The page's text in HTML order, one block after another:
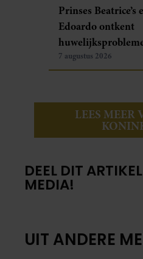
Prinses Beatrice’s
Edoardo ontkent
7 augustus 2026
LEES MEER
DEEL DIT
MEDIA!
UIT ANDERE